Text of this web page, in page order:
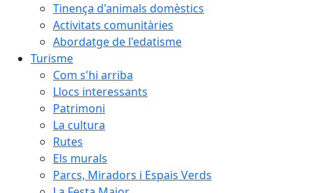
Tinença d'animals domèstics
Activitats comunitàries
Abordatge de l'edatisme
Turisme
Com s'hi arriba
Llocs interessants
Patrimoni
La cultura
Rutes
Els murals
Parcs, Miradors i Espais Verds